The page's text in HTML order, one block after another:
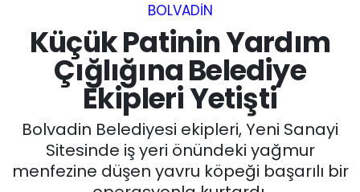
BOLVADIN
Küçük Patinin Yardım
Çığlığına Belediye
Ekipleri Yetişti
Bolvadin Belediyesi ekipleri, Yeni Sanayi
Sitesinde iş yeri önündeki yağmur
menfezine düşen yavru köpeği başarılı bir
ASAYİŞ
GÜNCEL
SİYASET
EĞİTİM
Trafik Durumu
Süper Lig Puan Durumu ve Fikstür
Tüm Manşetler
Son Dakika Haberleri